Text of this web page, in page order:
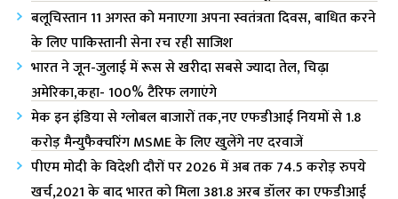
बलूचिस्तान 11 अगस्त को मनाएगा अपना स्वतंत्रता दिवस, बाधित करने
के लिए पाकिस्तानी सेना रच रही साजिश
भारत ने जून-जुलाई में रूस से खरीदा सबसे ज्यादा तेल, चिढ़ा
अमेरिका,कहा- 100% टैरिफ लगाएंगे
मेक इन इंडिया से ग्लोबल बाजारों तक,नए एफडीआई नियमों से 1.8
करोड़ मैन्युफैक्चरिंग MSME के लिए खुलेंगे नए दरवाजें
पीएम मोदी के विदेशी दौरों पर 2026 में अब तक 74.5 करोड़ रुपये
खर्च,2021 के बाद भारत को मिला 381.8 अरब डॉलर का एफडीआई